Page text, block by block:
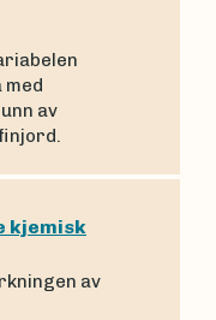
av
kjemisk
av